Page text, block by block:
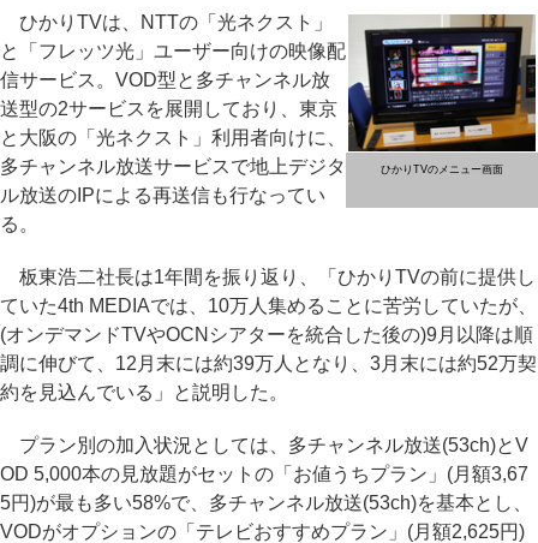
ひかりTVのメニュー画面
ひかりTVは、NTTの「光ネクスト」
と「フレッツ光」ユーザー向けの映像配
信サービス。VOD型と多チャンネル放
送型の2サービスを展開しており、東京
と大阪の「光ネクスト」利用者向けに、
多チャンネル放送サービスで地上デジタ
ル放送のIPによる再送信も行なってい
る。
板東浩二社長は1年間を振り返り、「ひかりTVの前に提供し
ていた4th MEDIAでは、10万人集めることに苦労していたが、
(オンデマンドTVやOCNシアターを統合した後の)9月以降は順
調に伸びて、12月末には約39万人となり、3月末には約52万契
約を見込んでいる」と説明した。
プラン別の加入状況としては、多チャンネル放送(53ch)とV
OD 5,000本の見放題がセットの「お値うちプラン」(月額3,67
5円)が最も多い58%で、多チャンネル放送(53ch)を基本とし、
VODがオプションの「テレビおすすめプラン」(月額2,625円)